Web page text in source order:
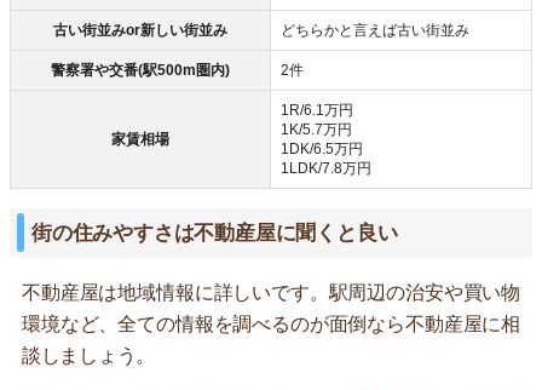
古い街並みor新しい街並み どちらかと言えば古い街並み
警察署や交番(駅500m圏内) 2件
家賃相場
1R/6.1万円
1K/5.7万円
1DK/6.5万円
1LDK/7.8万円
街の住みやすさは不動産屋に聞くと良い
不動産屋は地域情報に詳しいです。駅周辺の治安や買い物
環境など、全ての情報を調べるのが面倒なら不動産屋に相
談しましょう。